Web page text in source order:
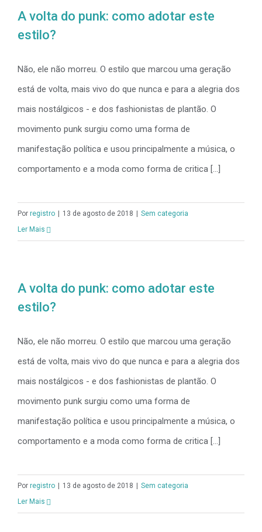
A volta do punk: como adotar este
estilo?
Não, ele não morreu. O estilo que marcou uma geração
está de volta, mais vivo do que nunca e para a alegria dos
mais nostálgicos - e dos fashionistas de plantão. O
movimento punk surgiu como uma forma de
manifestação política e usou principalmente a música, o
comportamento e a moda como forma de critica [...]
Por registro 13 de agosto de 2018
Sem categoria
Ler Mais
A volta do punk: como adotar este
estilo?
Não, ele não morreu. O estilo que marcou uma geração
está de volta, mais vivo do que nunca e para a alegria dos
mais nostálgicos - e dos fashionistas de plantão. O
movimento punk surgiu como uma forma de
manifestação política e usou principalmente a música, o
comportamento e a moda como forma de critica [...]
Por registro 13 de agosto de 2018
Sem categoria
Ler Mais